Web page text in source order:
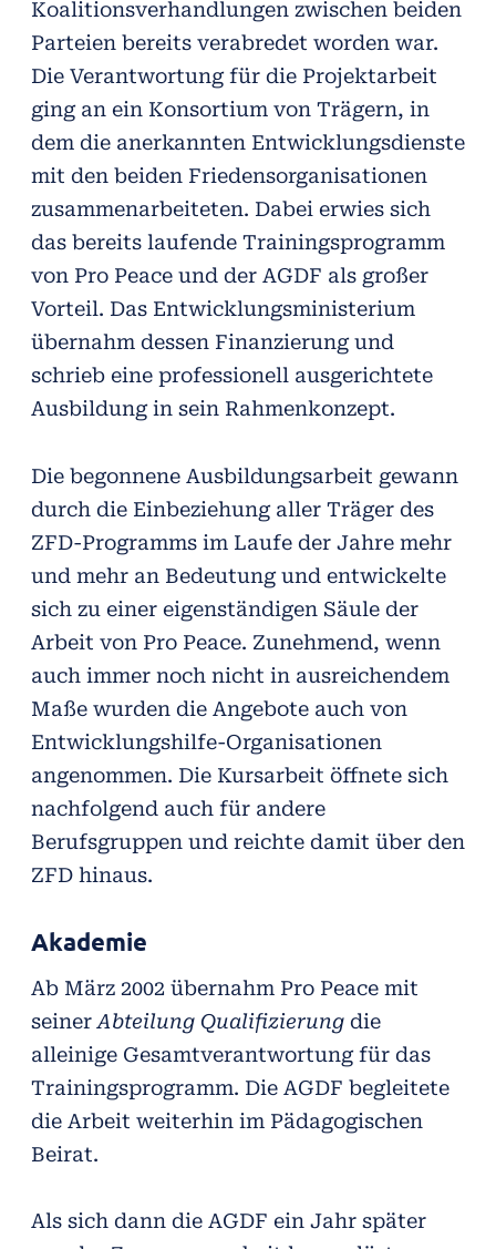
Koalitionsverhandlungen zwischen beiden
Parteien bereits verabredet worden war.
Die Verantwortung für die Projektarbeit
ging an ein Konsortium von Trägern, in
dem die anerkannten Entwicklungsdienste
mit den beiden Friedensorganisationen
zusammenarbeiteten. Dabei erwies sich
das bereits laufende Trainingsprogramm
von Pro Peace und der AGDF als großer
Vorteil. Das Entwicklungsministerium
übernahm dessen Finanzierung und
schrieb eine professionell ausgerichtete
Ausbildung in sein Rahmenkonzept.
Die begonnene Ausbildungsarbeit gewann
durch die Einbeziehung aller Träger des
ZFD-Programms im Laufe der Jahre mehr
und mehr an Bedeutung und entwickelte
sich zu einer eigenständigen Säule der
Arbeit von Pro Peace. Zunehmend, wenn
auch immer noch nicht in ausreichendem
Maße wurden die Angebote auch von
Entwicklungshilfe-Organisationen
angenommen. Die Kursarbeit öffnete sich
nachfolgend auch für andere
Berufsgruppen und reichte damit über den
ZFD hinaus.
Akademie
Ab März 2002 übernahm Pro Peace mit
seinerAbteilung Qualifizierungdie
alleinige Gesamtverantwortung für das
Trainingsprogramm. Die AGDF begleitete
die Arbeit weiterhin im Pädagogischen
Beirat.
Als sich dann die AGDF ein Jahr später